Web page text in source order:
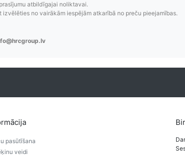
Visi pieejamie piegādes veidi un to
bez lietotāja konta
atbildīgajai noliktavai.
no vairākām iespējām atkarībā no preču pieejamības.
pasūtīšana
veidi